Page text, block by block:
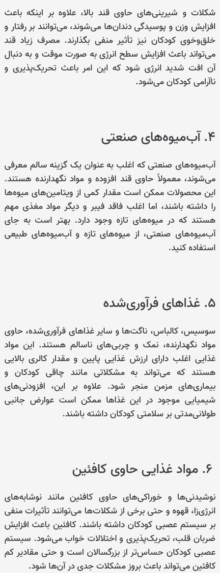
شکلات و شیرینی‌های حاوی قند بالا، علاوه بر اینکه باعث
افزایش وزن و پوسیدگی دندان‌ها می‌شوند، می‌توانند بر رفتار و
خلق‌وخوی کودکان نیز تأثیر منفی بگذارند. مصرف زیاد قند
می‌تواند باعث افزایش سطح انرژی به صورت موقت و به دنبال
آن افت شدید انرژی شود که این امر باعث تحریک‌پذیری و
ناآرامی کودکان می‌شود.
4. آب‌میوه‌های صنعتی
آب‌میوه‌های صنعتی که اغلب به عنوان یک گزینه سالم معرفی
می‌شوند، معمولاً حاوی قند افزوده و مواد نگهدارنده هستند.
این محصولات ممکن است مقدار کمی از ویتامین‌های میوه‌ها
را داشته باشند، اما اغلب فاقد فیبر و دیگر مواد مغذی مهم
هستند که در میوه‌های تازه وجود دارد. بهتر است به جای
آب‌میوه‌های صنعتی، از میوه‌های تازه و آب‌میوه‌های طبیعی
استفاده کنید.
5. غذاهای فرآوری‌شده
سوسیس، کالباس، ناگت‌ها و سایر غذاهای فرآوری‌شده، حاوی
مواد نگهدارنده، نمک و چربی‌های ناسالم هستند. این مواد
غذایی اغلب دارای ارزش غذایی پایین و مقدار کالری بالایی
هستند که می‌تواند به مشکلاتی مانند چاقی کودکان و
بیماری‌های مزمن منجر شود. علاوه بر این، افزودنی‌های
شیمیایی موجود در این غذاها ممکن است عوارض جانبی
طولانی‌مدتی بر سلامتی کودکان داشته باشند.
نوشیدنی‌ها و خوراکی‌های حاوی کافئین مانند نوشابه‌های
انرژی‌زا، قهوه و حتی برخی از شکلات‌ها می‌توانند تأثیرات منفی
بر سیستم عصبی کودکان داشته باشند. کافئین باعث افزایش
ضربان قلب، تحریک‌پذیری و اختلالات خواب می‌شود. سیستم
عصبی کودکان حساس‌تر از بزرگسالان است و حتی مقادیر کم
کافئین می‌تواند باعث بروز مشکلات جدی در آن‌ها شود.